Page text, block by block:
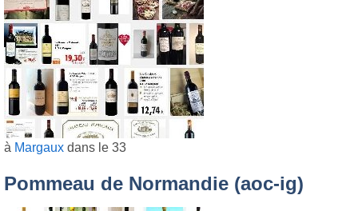
à Margaux dans le 33
Pommeau de Normandie (aoc-ig)